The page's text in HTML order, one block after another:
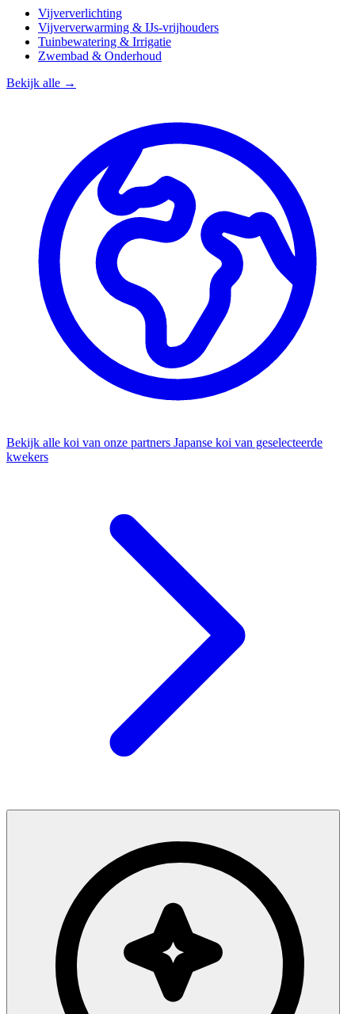
Vijververlichting
Vijververwarming & IJs-vrijhouders
Tuinbewatering & Irrigatie
Zwembad & Onderhoud
Bekijk alle →
Bekijk alle koi van onze partners Japanse koi van geselecteerde
kwekers